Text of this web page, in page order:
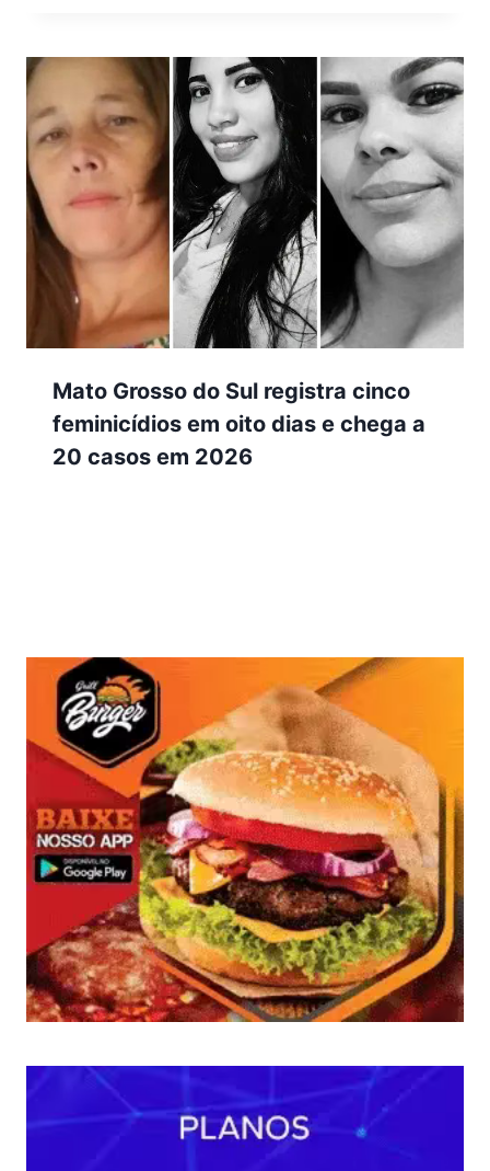
Mato Grosso do Sul registra cinco
feminicídios em oito dias e chega a
20 casos em 2026